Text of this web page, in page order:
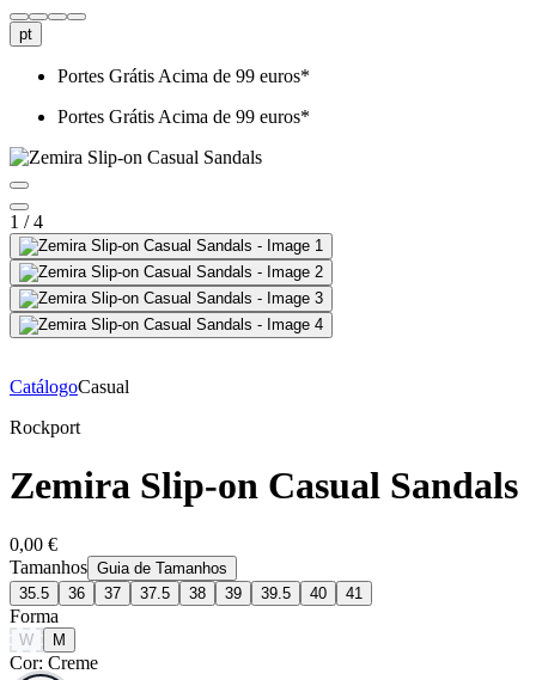
pt
Portes Grátis Acima de 99 euros*
Portes Grátis Acima de 99 euros*
1 / 4
CatálogoCasual
Rockport
Zemira Slip-on Casual Sandals
0,00 €
Tamanhos Guia de Tamanhos
35.5
36 37 37.5 38 39 39.5 40 41
Forma
W M
Cor: Creme